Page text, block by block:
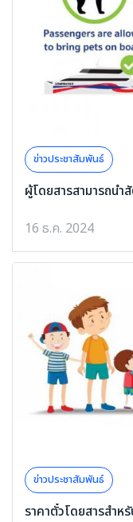
ข่าวประชาสัมพันธ์
ผู้โดยสารสามารถนำ
16 ธ.ค. 2024
ข่าวประชาสัมพันธ์
ราคาตั๋วโดยสารสำห